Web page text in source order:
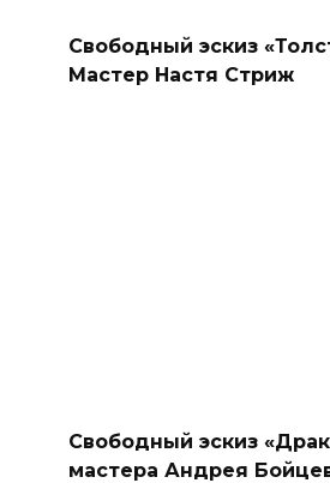
Свободный эскиз
Мастер Настя Стриж
Свободный эскиз
мастера Андрея